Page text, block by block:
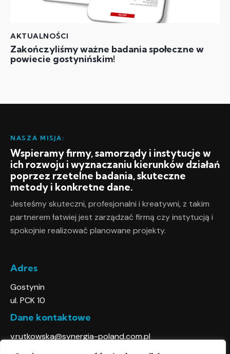
AKTUALNOŚCI
Zakończyliśmy ważne badania społeczne w
powiecie gostynińskim!
NASZA MISJA:
Wspieramy firmy, samorządy i instytucje w
ich rozwoju i wyznaczaniu kierunków działań
poprzez rzetelne badania, skuteczne
metody i konkretne dane.
Jesteśmy skuteczni, profesjonalni i kreatywni, z takim
partnerem łatwiej jest zarządzać firmą czy instytucją i
spokojnie realizować planowane projekty.
Adres
Gostynin
ul. PCK 10
Dane kontaktowe
v.rutkowska@synergia-poland.com.pl